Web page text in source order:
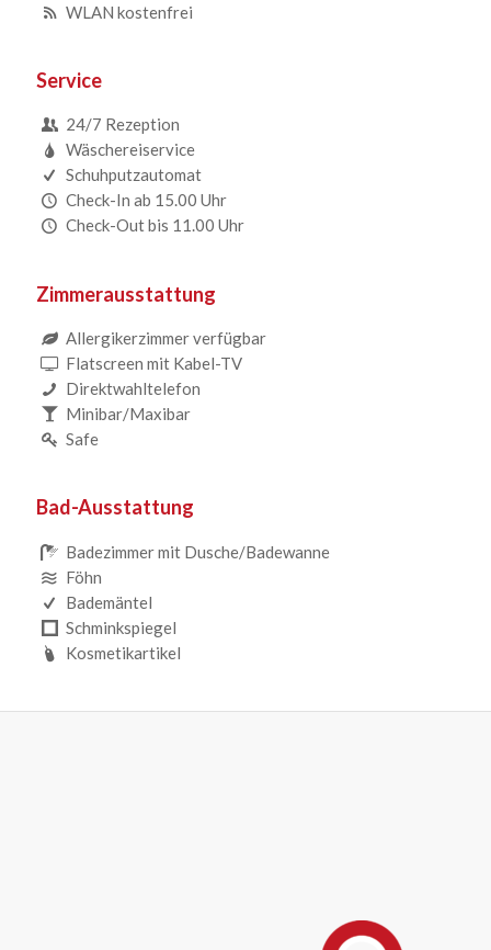
WLAN kostenfrei
Service
24/7 Rezeption
Wäschereiservice
Schuhputzautomat
Check-In ab 15.00 Uhr
Check-Out bis 11.00 Uhr
Zimmerausstattung
Allergikerzimmer verfügbar
Flatscreen mit Kabel-TV
Direktwahltelefon
Minibar/Maxibar
Safe
Bad-Ausstattung
Badezimmer mit Dusche/Badewanne
Föhn
Bademäntel
Schminkspiegel
Kosmetikartikel